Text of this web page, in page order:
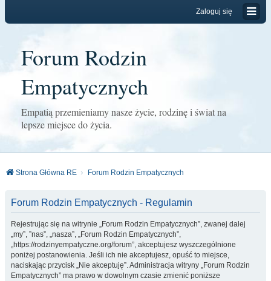
Zaloguj się
Forum Rodzin
Empatycznych
Empatią przemieniamy nasze życie, rodzinę i świat na
lepsze miejsce do życia.
Strona Główna RE Forum Rodzin Empatycznych
Forum Rodzin Empatycznych - Regulamin
Rejestrując się na witrynie „Forum Rodzin Empatycznych”, zwanej dalej
„my”, ”nas”, „nasza”, „Forum Rodzin Empatycznych”,
„https://rodzinyempatyczne.org/forum”, akceptujesz wyszczególnione
poniżej postanowienia. Jeśli ich nie akceptujesz, opuść to miejsce,
naciskając przycisk „Nie akceptuję”. Administracja witryny „Forum Rodzin
Empatycznych” ma prawo w dowolnym czasie zmienić poniższe